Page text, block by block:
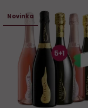
Novinka